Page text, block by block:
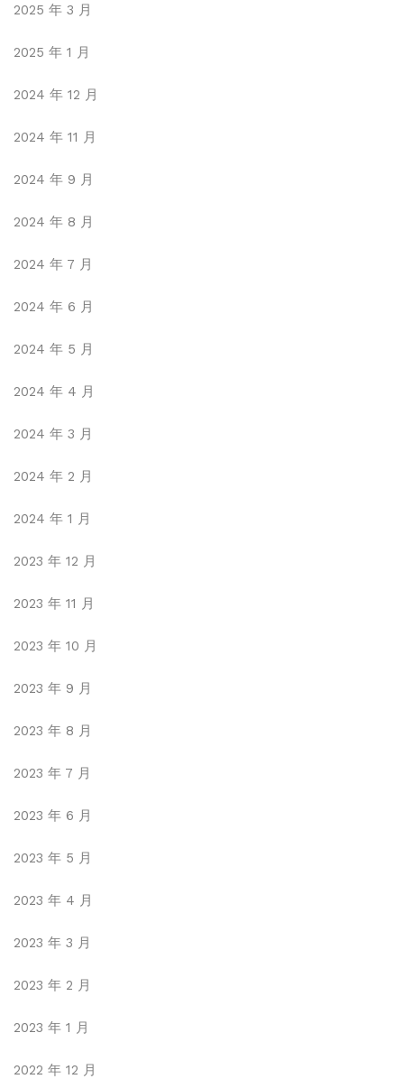
2025 年 3 月
2025 年 1 月
2024 年 12 月
2024 年 11 月
2024 年 9 月
2024 年 8 月
2024 年 7 月
2024 年 6 月
2024 年 5 月
2024 年 4 月
2024 年 3 月
2024 年 2 月
2024 年 1 月
2023 年 12 月
2023 年 11 月
2023 年 10 月
2023 年 9 月
2023 年 8 月
2023 年 7 月
2023 年 6 月
2023 年 5 月
2023 年 4 月
2023 年 3 月
2023 年 2 月
2023 年 1 月
2022 年 12 月